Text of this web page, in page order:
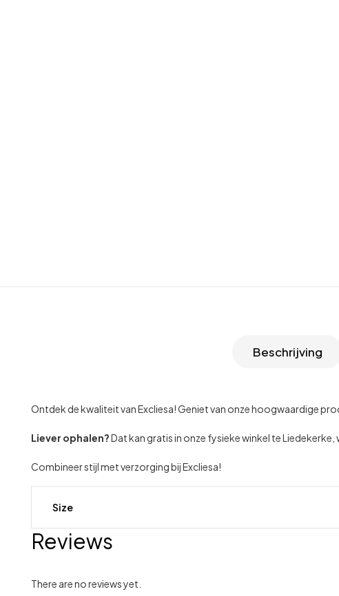
Beschrijving
Ontdek de kwaliteit van Excliesa! Geniet van onze hoogwaardige
Liever ophalen?Dat kan gratis in onze fysieke winkel te
Combineer stijl met verzorging bij Excliesa!
Size
Reviews
There are no reviews yet.